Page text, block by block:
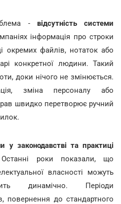
- відсутність системи
інформація про строки
окремих файлів, нотаток або
конкретної людини. Такий
доки нічого не змінюється.
зміна персоналу або
швидко перетворює ручний
у законодавстві та практиці
роки показали, що
власності можуть
динамічно. Періоди
повернення до стандартного